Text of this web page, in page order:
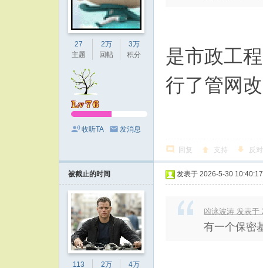
27
主题
2万
回帖
3万
积分
收听TA 发消息
是市政工
行了管网
回复 支持 反对
被截止的时间
113
2万
4万
发表于 2026-5-30 10:40:17
凶泳波涛 发表于
有一个保密